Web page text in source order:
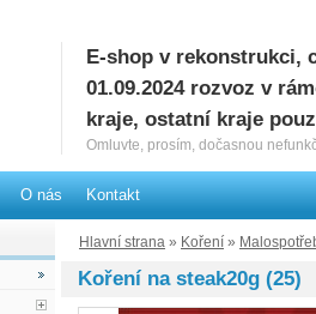
Hlavní strana » Koření »
Koření na steak20g (25)
E-shop v rekonstrukci,
01.09.2024 rozvoz v
kraje, ostatní kraje
Omluvte, prosím, dočasnou
O nás Kontakt